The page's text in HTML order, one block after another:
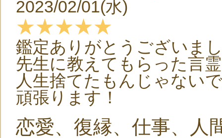
2023/02/01(水)
★★★★★
鑑定ありがとうございま
先生に教えてもらった言
人生捨てたもんじゃない
頑張ります！
恋愛、復縁、仕事、人